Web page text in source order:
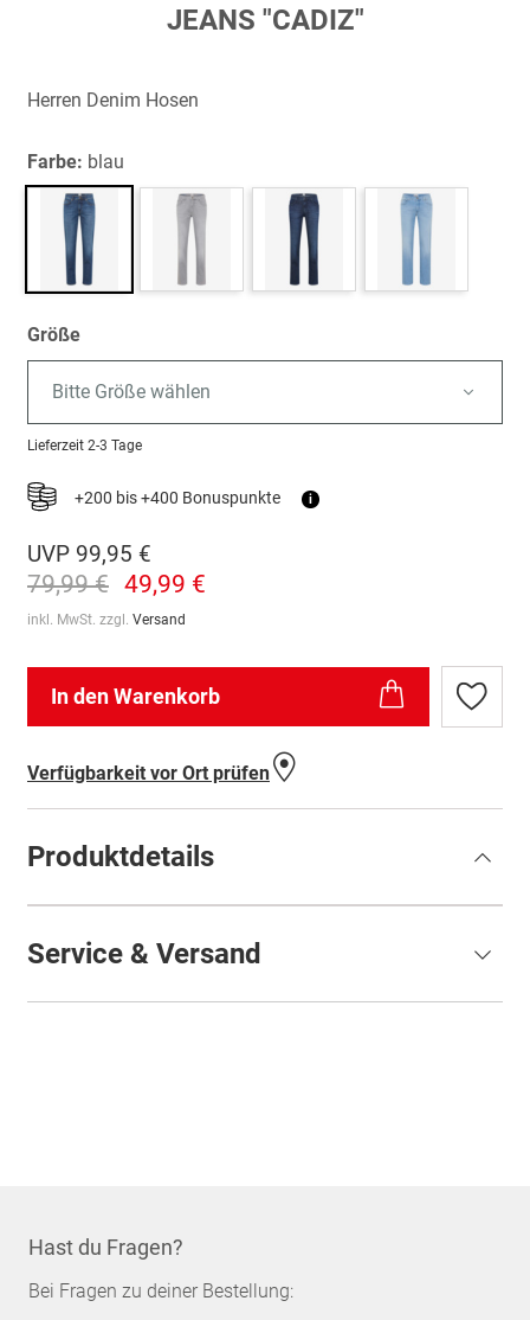
springen
JEANS "CADIZ"
Herren Denim Hosen
Farbe: blau
Größe
Bitte Größe wählen
Lieferzeit 2-3 Tage
+200 bis +400 Bonuspunkte i
UVP 99,95 €
79,99 € 49,99 €
inkl. MwSt. zzgl. Versand
In den Warenkorb
Zur
Verfügbarkeit vor Ort prüfen
Produktdetails
Service & Versand
Hast du Fragen?
Bei Fragen zu deiner Bestellung: